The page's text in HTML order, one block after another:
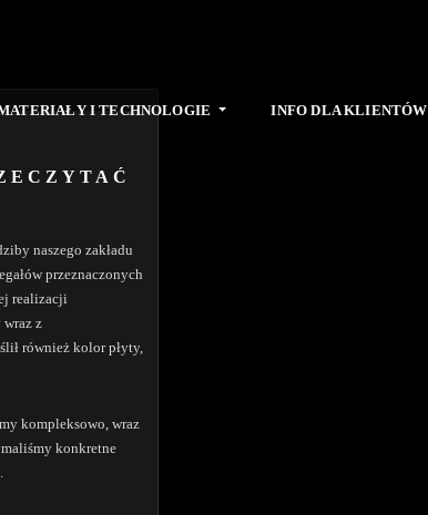
I TECHNOLOGIE INFO DLA KLIENTÓW
naszego zakładu
przeznaczonych
realizacji
z
również kolor płyty,
kompleksowo, wraz
konkretne